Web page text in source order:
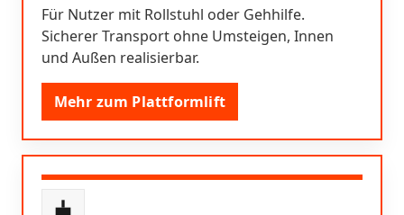
Für Nutzer mit Rollstuhl oder Gehhilfe.
Sicherer Transport ohne Umsteigen, Innen
und Außen realisierbar.
Mehr zum Plattformlift